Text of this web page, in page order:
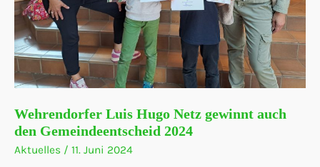
Wehrendorfer Luis Hugo Netz gewinnt auch
den Gemeindeentscheid 2024
Aktuelles / 11. Juni 2024